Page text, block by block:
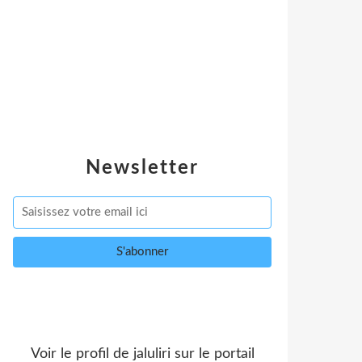
Newsletter
Voir le profil de jalulirisur le portail